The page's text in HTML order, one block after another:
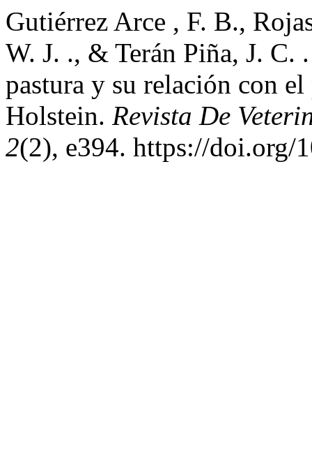
Gutiérrez Arce , F. B.,
W. J. ., & Terán Piña, J. C.
pastura y su relación con
Holstein. Revista De
2(2), e394. https://doi.org/